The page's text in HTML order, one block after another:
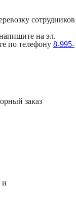
сотрудников
на эл.
по телефону 8-995-
заказ
и